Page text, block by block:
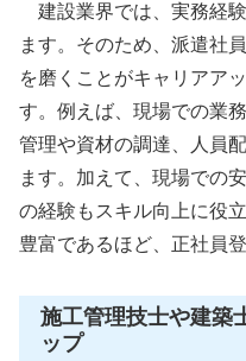
建設業界では、実務経
ます。そのため、派遣社
を磨くことがキャリアア
す。例えば、現場での業
管理や資材の調達、人員
ます。加えて、現場での
の経験もスキル向上に役
豊富であるほど、正社員
施工管理技士や建築
ップ